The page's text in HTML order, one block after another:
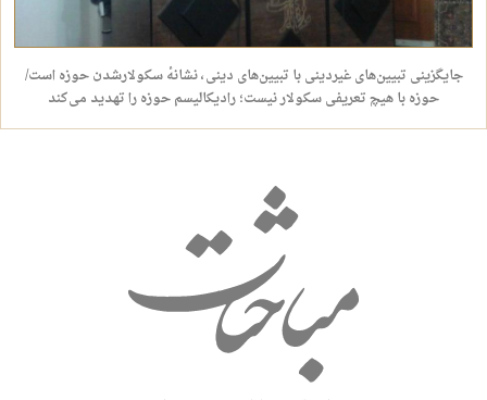
جایگزینی تبیین‌های غیردینی با تبیین‌های دینی، نشانهٔ سکولارشدن حوزه است/
حوزه با هیچ تعریفی سکولار نیست؛ رادیکالیسم حوزه را تهدید می‌کند